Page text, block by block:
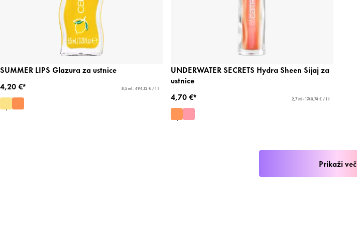
SUMMER LIPS Glazura za ustnice
4,20 €*
8,5 ml - 494,12 € / 1 l
UNDERWATER SECRETS Hydra Sheen Sijaj za
ustnice
4,70 €*
2,7 ml - 1740,74 € / 1 l
Prikaži več